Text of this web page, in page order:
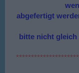
abgefertigt
bitte nicht gleich